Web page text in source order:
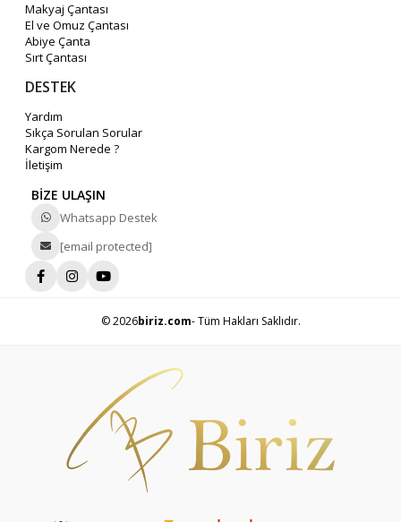
Makyaj Çantası
El ve Omuz Çantası
Abiye Çanta
Sırt Çantası
DESTEK
Yardım
Sıkça Sorulan Sorular
Kargom Nerede ?
İletişim
BİZE ULAŞIN
Whatsapp Destek
[email protected]
© 2026biriz.com- Tüm Hakları Saklıdır.